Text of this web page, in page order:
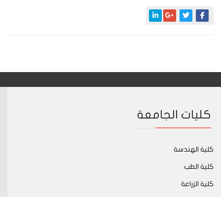
كليات الجامعة
كلية الهندسة
كلية الطب
كلية الزراعة